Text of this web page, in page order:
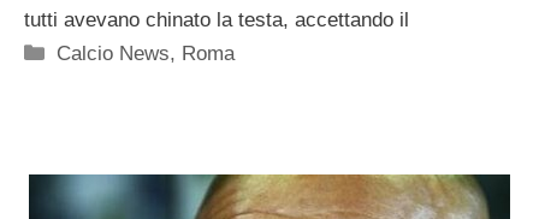
tutti avevano chinato la testa, accettando il
Categorie
Calcio News, Roma